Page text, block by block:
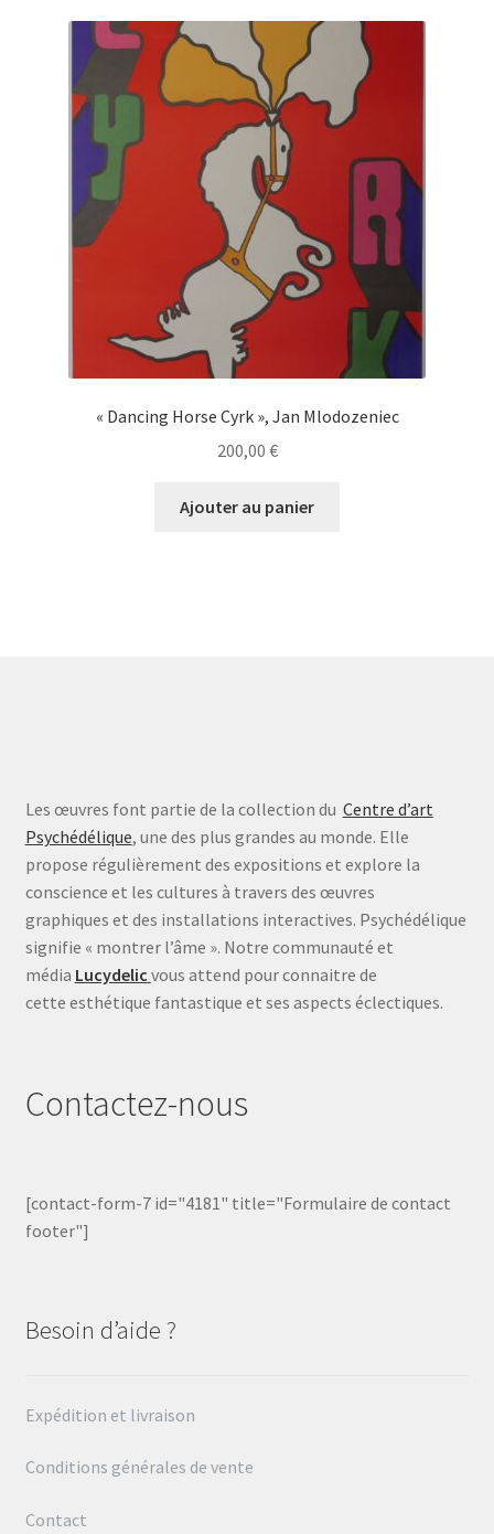
« Dancing Horse Cyrk », Jan Mlodozeniec
200,00 €
Ajouter au panier
Les œuvres font partie de la collection du Centre d’art
Psychédélique, une des plus grandes au monde. Elle
propose régulièrement des expositions et explore la
conscience et les cultures à travers des œuvres
graphiques et des installations interactives. Psychédélique
signifie « montrer l’âme ». Notre communauté et
média Lucydelic vous attend pour connaitre de
cette esthétique fantastique et ses aspects éclectiques.
Contactez-nous
[contact-form-7 id="4181" title="Formulaire de contact
footer"]
Besoin d’aide ?
Expédition et livraison
Conditions générales de vente
Contact